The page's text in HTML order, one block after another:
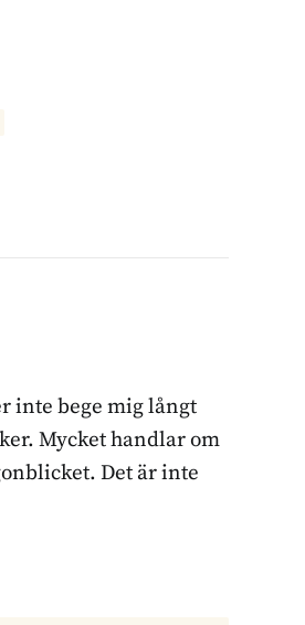
inte bege mig långt
Mycket handlar om
Det är inte